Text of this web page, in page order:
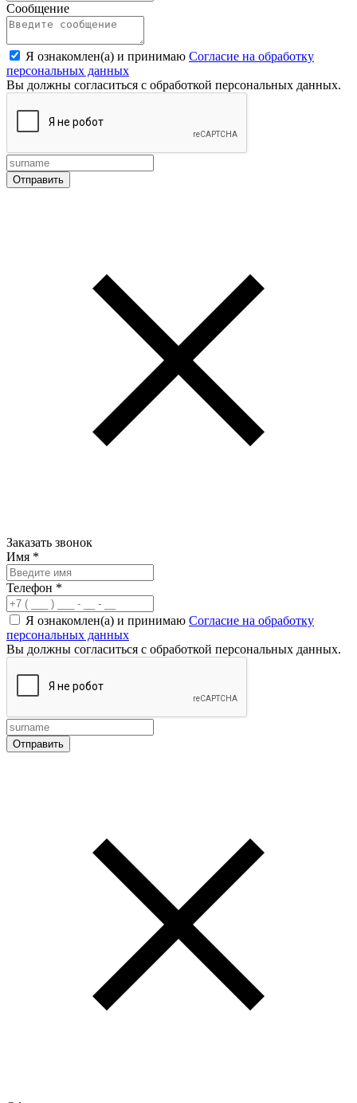
Сообщение
Я ознакомлен(а) и принимаю Согласие на обработку
персональных данных
Вы должны согласиться с обработкой персональных данных.
Заказать звонок
Имя *
Телефон *
Я ознакомлен(а) и принимаю Согласие на обработку
персональных данных
Вы должны согласиться с обработкой персональных данных.